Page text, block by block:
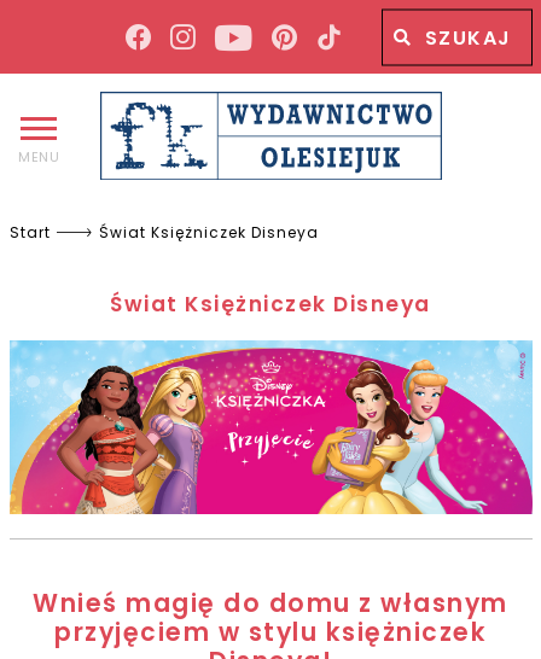
Wyszukiwana fraza
MENU
Start Świat Księżniczek Disneya
Świat Księżniczek Disneya
Wnieś magię do domu z własnym
przyjęciem w stylu księżniczek